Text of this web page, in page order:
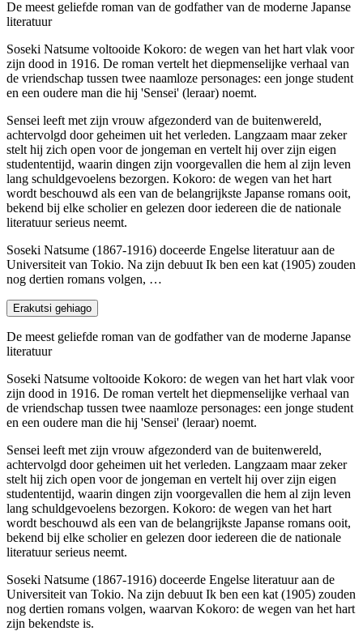
De meest geliefde roman van de godfather van de moderne Japanse
literatuur
Soseki Natsume voltooide Kokoro: de wegen van het hart vlak voor
zijn dood in 1916. De roman vertelt het diepmenselijke verhaal van
de vriendschap tussen twee naamloze personages: een jonge student
en een oudere man die hij 'Sensei' (leraar) noemt.
Sensei leeft met zijn vrouw afgezonderd van de buitenwereld,
achtervolgd door geheimen uit het verleden. Langzaam maar zeker
stelt hij zich open voor de jongeman en vertelt hij over zijn eigen
studententijd, waarin dingen zijn voorgevallen die hem al zijn leven
lang schuldgevoelens bezorgen. Kokoro: de wegen van het hart
wordt beschouwd als een van de belangrijkste Japanse romans ooit,
bekend bij elke scholier en gelezen door iedereen die de nationale
literatuur serieus neemt.
Soseki Natsume (1867-1916) doceerde Engelse literatuur aan de
Universiteit van Tokio. Na zijn debuut Ik ben een kat (1905) zouden
nog dertien romans volgen, …
Erakutsi gehiago
De meest geliefde roman van de godfather van de moderne Japanse
literatuur
Soseki Natsume voltooide Kokoro: de wegen van het hart vlak voor
zijn dood in 1916. De roman vertelt het diepmenselijke verhaal van
de vriendschap tussen twee naamloze personages: een jonge student
en een oudere man die hij 'Sensei' (leraar) noemt.
Sensei leeft met zijn vrouw afgezonderd van de buitenwereld,
achtervolgd door geheimen uit het verleden. Langzaam maar zeker
stelt hij zich open voor de jongeman en vertelt hij over zijn eigen
studententijd, waarin dingen zijn voorgevallen die hem al zijn leven
lang schuldgevoelens bezorgen. Kokoro: de wegen van het hart
wordt beschouwd als een van de belangrijkste Japanse romans ooit,
bekend bij elke scholier en gelezen door iedereen die de nationale
literatuur serieus neemt.
Soseki Natsume (1867-1916) doceerde Engelse literatuur aan de
Universiteit van Tokio. Na zijn debuut Ik ben een kat (1905) zouden
nog dertien romans volgen, waarvan Kokoro: de wegen van het hart
zijn bekendste is.